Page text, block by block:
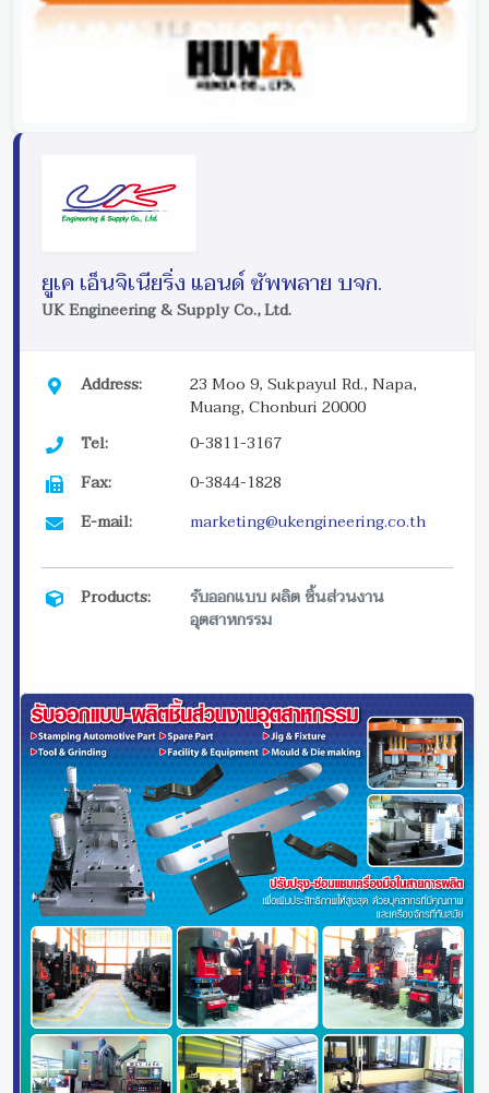
ยูเค เอ็นจิเนียริ่ง แอนด์ ซัพพลาย บจก.
UK Engineering & Supply Co., Ltd.
Address:
23 Moo 9, Sukpayul Rd., Napa,
Muang, Chonburi 20000
Tel:
0-3811-3167
Fax:
0-3844-1828
E-mail:
marketing@ukengineering.co.th
Products:
รับออกแบบ ผลิต ชิ้นส่วนงาน
อุตสาหกรรม